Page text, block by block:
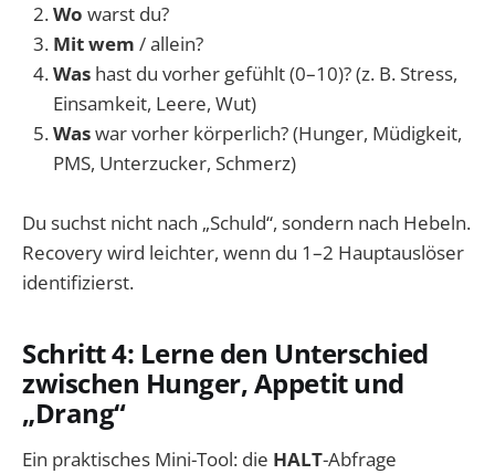
Wo warst du?
Mit wem / allein?
Was hast du vorher gefühlt (0–10)? (z. B. Stress,
Einsamkeit, Leere, Wut)
Waswar vorher körperlich? (Hunger, Müdigkeit,
PMS, Unterzucker, Schmerz)
Du suchst nicht nach „Schuld“, sondern nach Hebeln.
Recovery wird leichter, wenn du 1–2 Hauptauslöser
identifizierst.
Schritt 4: Lerne den Unterschied
zwischen Hunger, Appetit und
„Drang“
Ein praktisches Mini-Tool: die HALT-Abfrage